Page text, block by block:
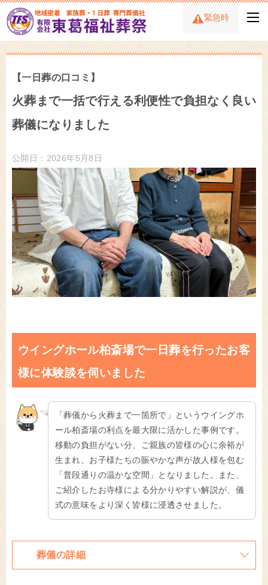
緊急時
【一日葬の口コミ】
火葬まで一括で行える利便性で負担なく良い
葬儀になりました
公開日：2026年5月8日
ウイングホール柏斎場で一日葬を行ったお客
様に体験談を伺いました
「葬儀から火葬まで一箇所で」というウイングホ
ール柏斎場の利点を最大限に活かした事例です。
移動の負担がない分、ご親族の皆様の心に余裕が
生まれ、お子様たちの賑やかな声が故人様を包む
「普段通りの温かな空間」となりました。また、
ご紹介したお寺様による分かりやすい解説が、儀
式の意味をより深く皆様に浸透させました。
葬儀の詳細